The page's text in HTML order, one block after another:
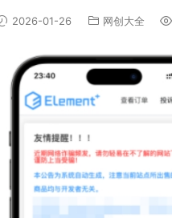
2026-01-26 网创大全